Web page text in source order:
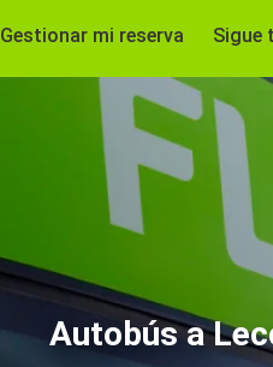
Gestionar mi reserva Sigue
Autobús a